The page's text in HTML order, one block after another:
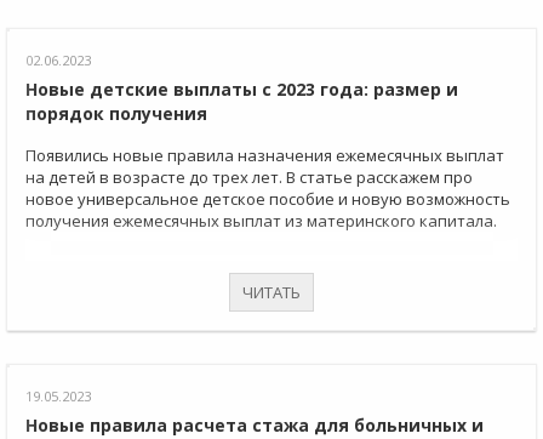
02.06.2023
Новые детские выплаты с 2023 года: размер и
порядок получения
Появились новые правила назначения ежемесячных выплат
на детей в возрасте до трех лет. В статье расскажем про
новое универсальное детское пособие и новую возможность
получения ежемесячных выплат из материнского капитала.
ЧИТАТЬ
19.05.2023
Новые правила расчета стажа для больничных и